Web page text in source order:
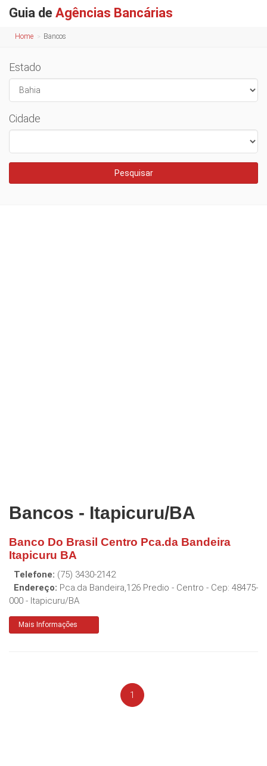
Guia de Agências Bancárias
Home Bancos
Estado
Cidade
Pesquisar
Bancos - Itapicuru/BA
Banco Do Brasil Centro Pca.da Bandeira
Itapicuru BA
Telefone: (75) 3430-2142
Endereço: Pca.da Bandeira,126 Predio - Centro - Cep: 48475-
000 - Itapicuru/BA
Mais Informações
1